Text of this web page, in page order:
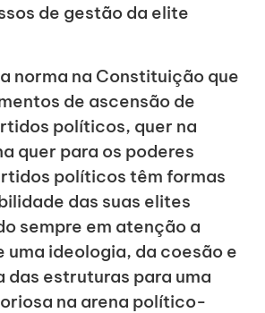
de gestão da elite
norma na Constituição que
de ascensão de
políticos, quer na
quer para os poderes
políticos têm formas
das suas elites
sempre em atenção a
uma ideologia, da coesão e
das estruturas para uma
na arena político-